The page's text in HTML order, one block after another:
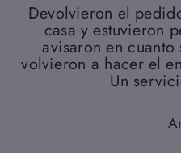
Devolvieron el
casa y estuvieron
avisaron en
volvieron a hacer el
Un